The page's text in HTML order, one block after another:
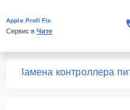
Apple Profi Fix
Сервис в Чите
Замена контроллера